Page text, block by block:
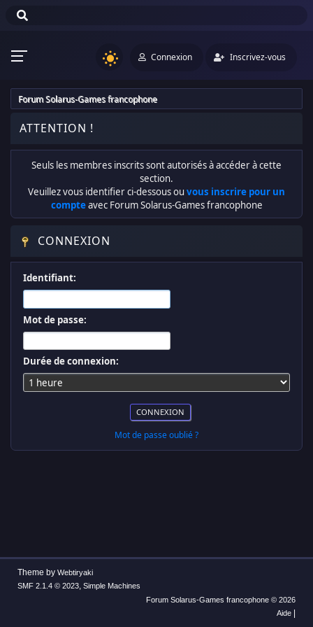
Connexion Inscrivez-vous
Forum Solarus-Games francophone
ATTENTION !
Seuls les membres inscrits sont autorisés à accéder à cette
section.
Veuillez vous identifier ci-dessous ou vous inscrire pour un
compteavec Forum Solarus-Games francophone
CONNEXION
Identifiant:
Mot de passe:
Durée de connexion:
Mot de passe oublié ?
Theme by Webtiryaki
SMF 2.1.4 © 2023, Simple Machines
Forum Solarus-Games francophone © 2026
Aide